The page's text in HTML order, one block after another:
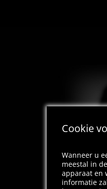
Cookie
Wanneer u
meestal in
apparaat en
informatie